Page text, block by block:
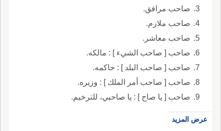
صاحب مرافق.
صاحب ملازم.
صاحب معاشر.
صاحب [ صاحب الشيء ] : مالكه.
صاحب [ صاحب البلد ] : حاكمه.
صاحب [ صاحب أمر الملك ] : وزيره.
صاحب [ يا صاح ] : يا صاحبي، للترخيم.
عرض المزيد